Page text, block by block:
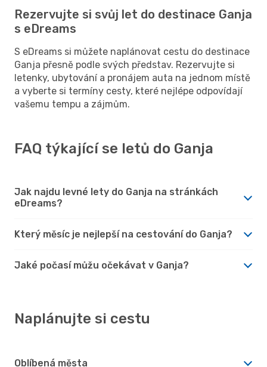
Rezervujte si svůj let do destinace Ganja
s eDreams
S eDreams si můžete naplánovat cestu do destinace
Ganja přesně podle svých představ. Rezervujte si
letenky, ubytování a pronájem auta na jednom místě
a vyberte si termíny cesty, které nejlépe odpovídají
vašemu tempu a zájmům.
FAQ týkající se letů do Ganja
Jak najdu levné lety do Ganja na stránkách
eDreams?
Který měsíc je nejlepší na cestování do Ganja?
Jaké počasí můžu očekávat v Ganja?
Naplánujte si cestu
Oblíbená města